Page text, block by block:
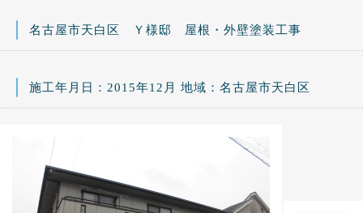
名古屋市天白区 Ｙ様邸 屋根・外壁塗装工事
施工年月日：2015年12月 地域：名古屋市天白区